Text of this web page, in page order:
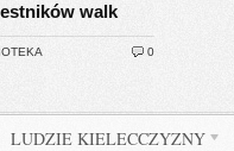
walk
0
LUDZIE KIELECCZYZNY